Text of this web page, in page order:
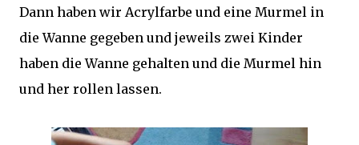
Dann haben wir Acrylfarbe und eine Murmel in
die Wanne gegeben und jeweils zwei Kinder
haben die Wanne gehalten und die Murmel hin
und her rollen lassen.